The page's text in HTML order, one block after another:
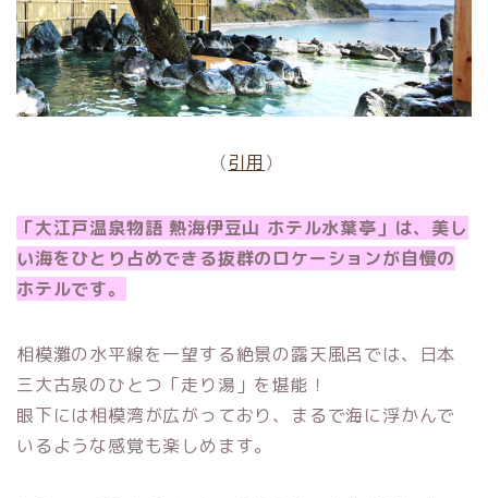
（引用 ）
「大江戸温泉物語 熱海伊豆山 ホテル水葉亭」は、美し
い海をひとり占めできる抜群のロケーションが自慢の
ホテルです。
相模灘の水平線を一望する絶景の露天風呂では、日本
三大古泉のひとつ「走り湯」を堪能！
眼下には相模湾が広がっており、まるで海に浮かんで
いるような感覚も楽しめます。